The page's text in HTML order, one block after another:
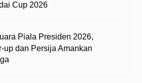
Cup 2026
Piala Presiden 2026,
up dan Persija Amankan